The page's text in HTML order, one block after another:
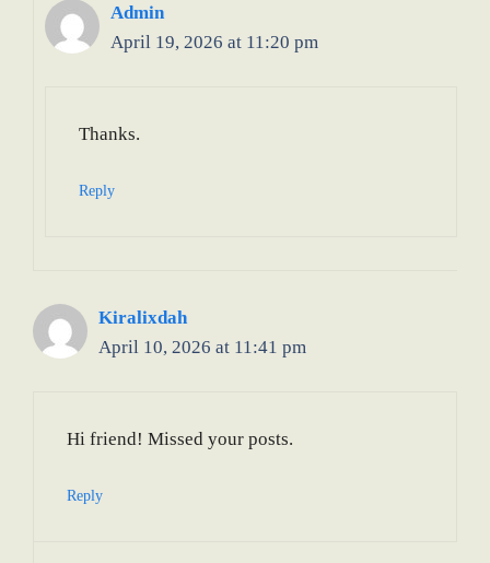
Admin
April 19, 2026 at 11:20 pm
Thanks.
Reply
Kiralixdah
April 10, 2026 at 11:41 pm
Hi friend! Missed your posts.
Reply